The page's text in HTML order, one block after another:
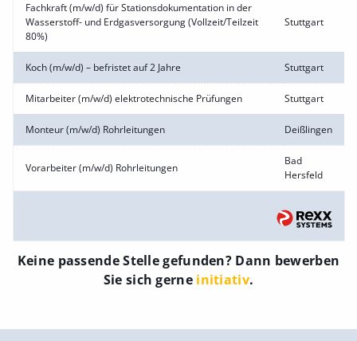
Fachkraft (m/w/d) für Stationsdokumentation in der
Wasserstoff- und Erdgasversorgung (Vollzeit/Teilzeit
80%)
Stuttgart
Koch (m/w/d) – befristet auf 2 Jahre Stuttgart
Mitarbeiter (m/w/d) elektrotechnische Prüfungen Stuttgart
Monteur (m/w/d) Rohrleitungen Deißlingen
Vorarbeiter (m/w/d) Rohrleitungen
Bad
Hersfeld
Keine passende Stelle gefunden? Dann bewerben
Sie sich gerne initiativ.